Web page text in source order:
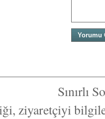
Sınırlı
ziyaretçiyi